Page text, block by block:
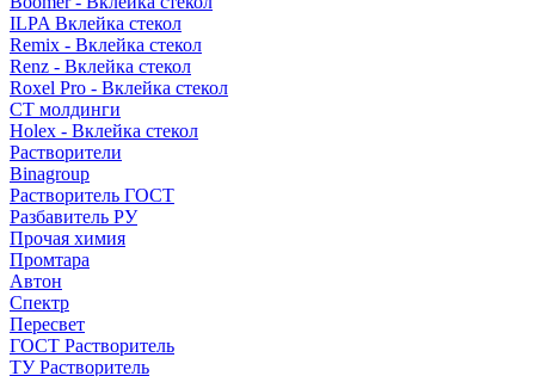
ILPA Вклейка стекол
Remix - Вклейка стекол
Renz - Вклейка стекол
Roxel Pro - Вклейка стекол
СТ молдинги
Holex - Вклейка стекол
Растворители
Binagroup
Растворитель ГОСТ
Разбавитель РУ
Прочая химия
Промтара
Автон
Спектр
Пересвет
ГОСТ Растворитель
ТУ Растворитель